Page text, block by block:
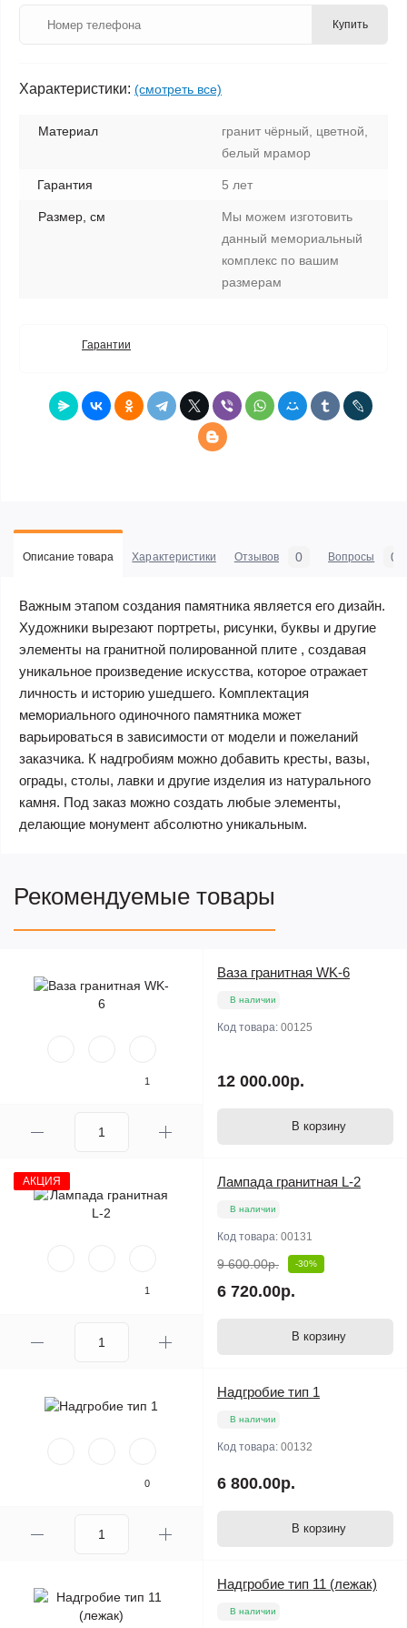
Купить
Характеристики: (смотреть все)
Материал
гранит чёрный, цветной,
белый мрамор
Гарантия 5 лет
Размер, см
Мы можем изготовить
данный мемориальный
комплекс по вашим
размерам
Гарантии
Описание товара Характеристики Отзывов 0 Вопросы 0
Важным этапом создания памятника является его дизайн.
Художники вырезают портреты, рисунки, буквы и другие
элементы на гранитной полированной плите , создавая
уникальное произведение искусства, которое отражает
личность и историю ушедшего. Комплектация
мемориального одиночного памятника может
варьироваться в зависимости от модели и пожеланий
заказчика. К надгробиям можно добавить кресты, вазы,
ограды, столы, лавки и другие изделия из натурального
камня. Под заказ можно создать любые элементы,
делающие монумент абсолютно уникальным.
Рекомендуемые товары
1
Ваза гранитная WK-6
В наличии
Код товара: 00125
12 000.00р.
В корзину
АКЦИЯ
1
Лампада гранитная L-2
В наличии
Код товара: 00131
9 600.00р. -30%
6 720.00р.
В корзину
0
Надгробие тип 1
В наличии
Код товара: 00132
6 800.00р.
В корзину
Надгробие тип 11 (лежак)
В наличии